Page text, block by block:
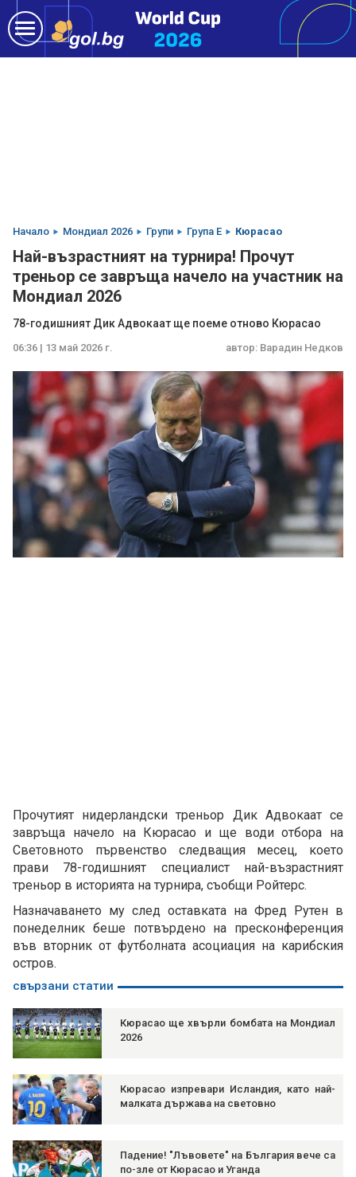
Начало Мондиал 2026 Групи Група E Кюрасао
Най-възрастният на турнира! Прочут
треньор се завръща начело на участник на
Мондиал 2026
78-годишният Дик Адвокаат ще поеме отново Кюрасао
06:36 | 13 май 2026 г. автор: Варадин Недков
Прочутият нидерландски треньор Дик Адвокаат се
завръща начело на Кюрасао и ще води отбора на
Световното първенство следващия месец, което
прави 78-годишният специалист най-възрастният
треньор в историята на турнира, съобщи Ройтерс.
Назначаването му след оставката на Фред Рутен в
понеделник беше потвърдено на пресконференция
във вторник от футболната асоциация на карибския
остров.
свързани статии
Кюрасао ще хвърли бомбата на Мондиал
2026
Кюрасао изпревари Исландия, като най-
малката държава на световно
Падение! "Лъвовете" на България вече са
по-зле от Кюрасао и Уганда